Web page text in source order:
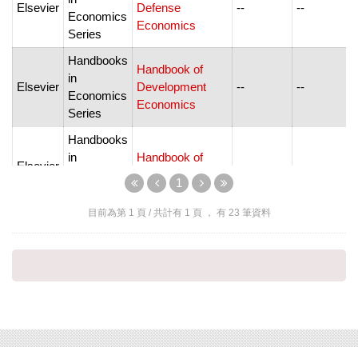
Elsevier
Economics
Series
Defense
Economics
-- --
Elsevier
Handbooks
in
Economics
Series
Handbook of
Development
Economics
-- --
Elsevier
Handbooks
in
Economics
Handbook of
Econometrics
Handbooks
in
Economics
Economics
Growth
1
目前為第 1 頁 / 共計有 1 頁 ， 有 23 筆資料